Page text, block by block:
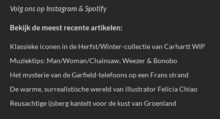
Volg ons op Instagram & Spotify
Bekijk de meest recente artikelen:
Klassieke iconen in de Herfst/Winter-collectie van Carhartt WIP
Muziektips: Man/Woman/Chainsaw, Weezer & Bonobo
Het mysterie van de Garfield-telefoons op een Frans strand
De warme, surrealistische wereld van illustrator Felicia Chiao
Reusachtige ijsberg kantelt voor de kust van Groenland